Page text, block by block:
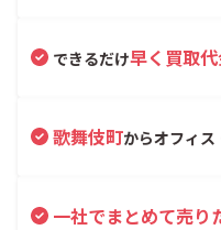
できるだけ早く買取
歌舞伎町からオフィ
一社でまとめて売り